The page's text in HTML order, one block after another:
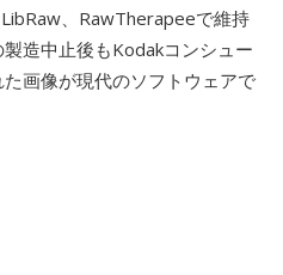
、RawTherapeeで維持
造中止後もKodakコンシュー
画像が現代のソフトウェアで